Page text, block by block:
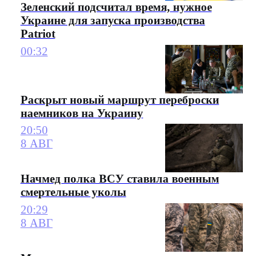
Зеленский подсчитал время, нужное
Украине для запуска производства
Patriot
00:32
Раскрыт новый маршрут переброски
наемников на Украину
20:50
8 АВГ
Начмед полка ВСУ ставила военным
смертельные уколы
20:29
8 АВГ